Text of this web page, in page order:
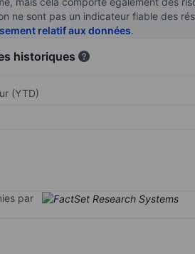
ne sont pas un indicateur fiable des
relatif aux données.
historiques
(YTD)
par